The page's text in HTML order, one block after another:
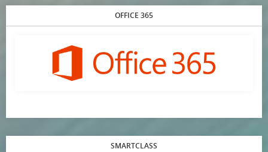
OFFICE 365
SMARTCLASS